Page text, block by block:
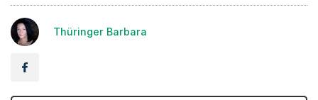
Thüringer Barbara